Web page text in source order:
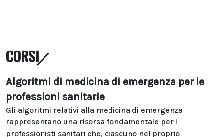
CORSI
Algoritmi di medicina di emergenza per le
professioni sanitarie
Gli algoritmi relativi alla medicina di emergenza
rappresentano una risorsa fondamentale per i
professionisti sanitari che, ciascuno nel proprio